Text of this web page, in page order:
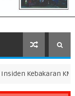
KMP Mutiara